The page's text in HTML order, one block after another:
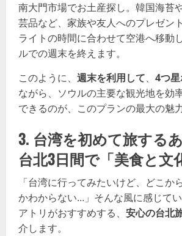
南大門市場でお土産探し。韓国海苔
芸品など、家族や友人へのプレゼン
ライトの時間に合わせて空港へ移動
ルでの週末を終えます。
このように、 週末を利用して、 4つ
ながら、ソウルの主要な観光地を効
できるのが、このプランの最大の魅力
3. 台湾を初めて旅する
台北3日間で「美食と文
「台湾に行ってみたいけど、どこか
かわからない…」そんな風に感じて
アトリがおすすめする、 安心の台北
介します。